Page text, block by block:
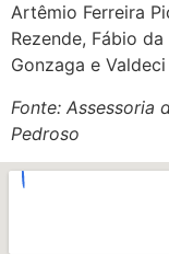
Artêmio Ferreira
Rezende, Fábio
Gonzaga e
Fonte: Assessoria
Pedroso